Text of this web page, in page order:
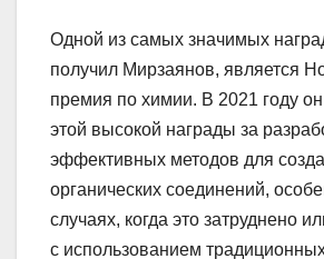
Одной из самых значимых
получил Мирзаянов, является
премия по химии. В 2021 году
этой высокой награды за
эффективных методов для
органических соединений,
случаях, когда это затруднено
с использованием